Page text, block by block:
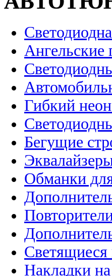
Ангельские
Гибкий
Бегущие
Обманки
Накладки